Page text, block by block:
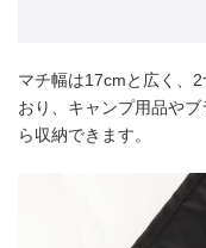
マチ幅は17cmと広く、
おり、キャンプ用品や
ら収納できます。